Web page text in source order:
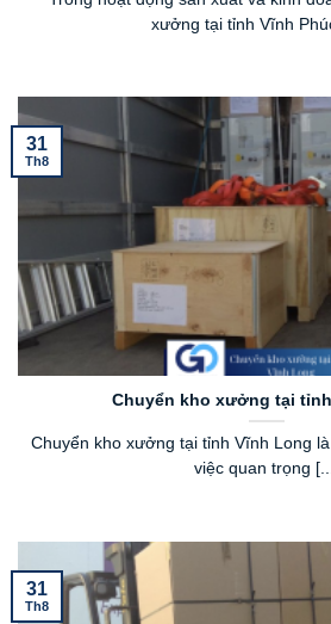
xưởng tại tỉnh Vĩnh
Chuyển kho xưởng tại
Chuyển kho xưởng tại tỉnh Vĩnh Long
việc quan trọng
31
Th8
31
Th8